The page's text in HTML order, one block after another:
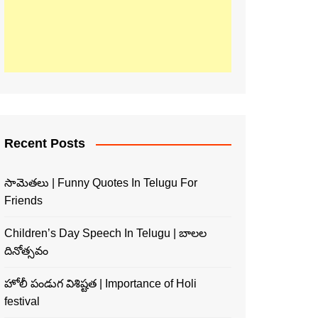
Recent Posts
సామెతలు | Funny Quotes In Telugu For
Friends
Children’s Day Speech In Telugu | బాలల
దినోత్సవం
హోలీ పండుగ విశిష్టత | Importance of Holi
festival